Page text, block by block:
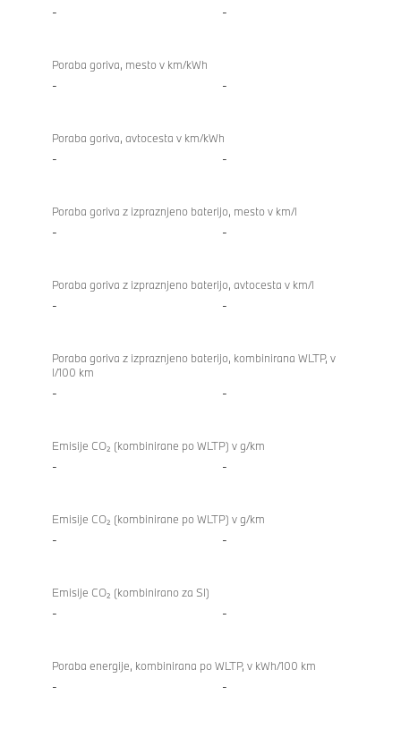
- -
Poraba goriva, mesto v km/kWh
- -
Poraba goriva, avtocesta v km/kWh
- -
Poraba goriva z izpraznjeno baterijo, mesto v km/l
- -
Poraba goriva z izpraznjeno baterijo, avtocesta v km/l
- -
Poraba goriva z izpraznjeno baterijo, kombinirana WLTP, v
l/100 km
- -
Emisije CO₂ (kombinirane po WLTP) v g/km
- -
Emisije CO₂ (kombinirane po WLTP) v g/km
- -
Emisije CO₂ (kombinirano za SI)
- -
Poraba energije, kombinirana po WLTP, v kWh/100 km
- -